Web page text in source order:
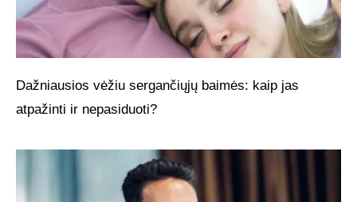
Dažniausios vėžiu sergančiųjų baimės: kaip jas
atpažinti ir nepasiduoti?